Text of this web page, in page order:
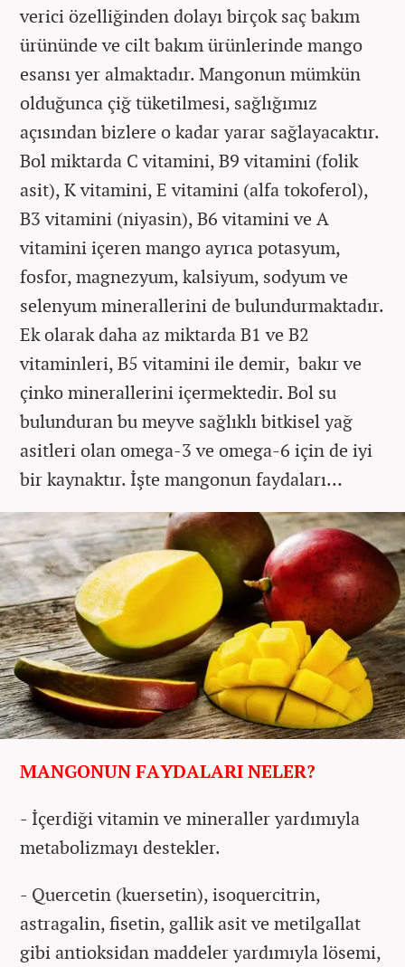
verici özelliğinden dolayı birçok saç bakım
ürününde ve cilt bakım ürünlerinde mango
esansı yer almaktadır. Mangonun mümkün
olduğunca çiğ tüketilmesi, sağlığımız
açısından bizlere o kadar yarar sağlayacaktır.
Bol miktarda C vitamini, B9 vitamini (folik
asit), K vitamini, E vitamini (alfa tokoferol),
B3 vitamini (niyasin), B6 vitamini ve A
vitamini içeren mango ayrıca potasyum,
fosfor, magnezyum, kalsiyum, sodyum ve
selenyum minerallerini de bulundurmaktadır.
Ek olarak daha az miktarda B1 ve B2
vitaminleri, B5 vitamini ile demir, bakır ve
çinko minerallerini içermektedir. Bol su
bulunduran bu meyve sağlıklı bitkisel yağ
asitleri olan omega-3 ve omega-6 için de iyi
bir kaynaktır. İşte mangonun faydaları…
MANGONUN FAYDALARI NELER?
- İçerdiği vitamin ve mineraller yardımıyla
metabolizmayı destekler.
- Quercetin (kuersetin), isoquercitrin,
astragalin, fisetin, gallik asit ve metilgallat
gibi antioksidan maddeler yardımıyla lösemi,